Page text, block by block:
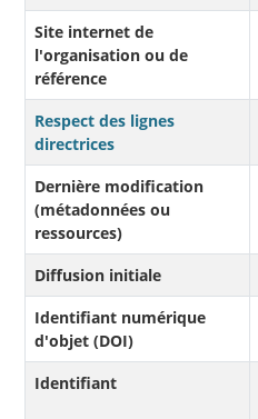
Site internet de
l'organisation ou de
référence
Respect des lignes
directrices
Dernière modification
(métadonnées ou
ressources)
Diffusion initiale
Identifiant numérique
d'objet (DOI)
Identifiant